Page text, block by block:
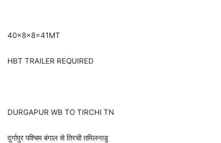
40×8×8=41MT
HBT TRAILER REQUIRED
DURGAPUR WB TO TIRCHI TN
दुर्गापुर पश्चिम बंगाल से तिरची तमिलनाडु